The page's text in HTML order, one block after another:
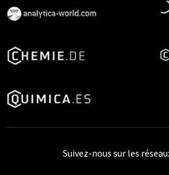
Suivez-nous sur les